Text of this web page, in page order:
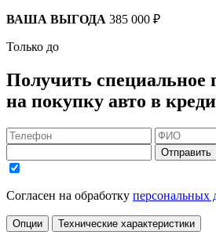
ВАША ВЫГОДА 385 000 ₽
Только до
Получить специальное
на покупку авто в
Отправить
Согласен на обработку персональных
Опции Технические характеристики